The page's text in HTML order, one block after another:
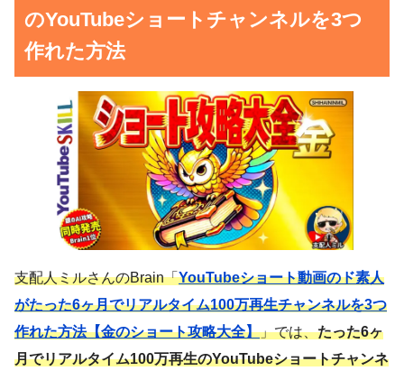
のYouTubeショートチャンネルを3つ
作れた方法
支配人ミルさんのBrain「YouTubeショート動画のド素人
がたった6ヶ月でリアルタイム100万再生チャンネルを3つ
作れた方法【金のショート攻略大全】」では、たった6ヶ
月でリアルタイム100万再生のYouTubeショートチャンネ